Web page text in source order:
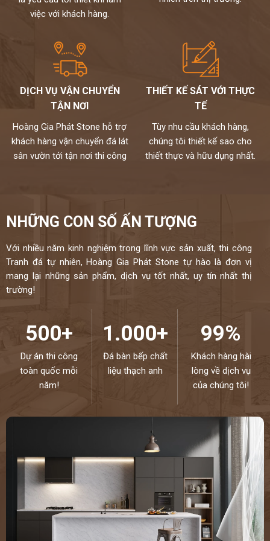
Chất lượng,thi công chuyên nghiệp,đội ngũ thợ tay nghề cao đã
Đặc biệt sản phẩm được bảo hành đến 15 năm chống ố,chống
ngấm..quý khách sẽ được bảo dưỡng định kỳ 6 tháng một lần và khi
có vấn đề gì sẽ có bộ phận kỹ thuật đến xử lí cho khách hàng trong
trên máy tính,chúng tôi sẽ luôn đồng hành cùng khách hàng.
Đá cao cấp Hoàng Gia Phát tự hào là đơn vị
thi công đá bàn bếp số 1 tại Hà Nội
NỀM TIN CỦA KHÁCH LÀ HẠNH PHÚC CỦA CHÚNG TÔI - HÂN
HẠNH
việc với khách hàng.
DỊCH VỤ VẬN CHUYỂN
TẬN NƠI
Hoàng Gia Phát Stone hỗ trợ
khách hàng vận chuyển đá lát
sân vườn tới tận nơi thi công
THIẾT KẾ SÁT VỚI THỰC
TẾ
Tùy nhu cầu khách hàng,
chúng tôi thiết kế sao cho
thiết thực và hữu dụng nhất.
NHỮNG CON SỐ ẤN TƯỢNG
Với nhiều năm kinh nghiệm trong lĩnh vực sản xuất, thi công
Tranh đá tự nhiên, Hoàng Gia Phát Stone tự hào là đơn vị
mang lại những sản phẩm, dịch vụ tốt nhất, uy tín nhất thị
trường!
500+
Dự án thi công
toàn quốc mỗi
năm!
1.000+
Đá bàn bếp chất
liệu thạch anh
99%
Khách hàng hài
lòng về dịch vụ
của chúng tôi!